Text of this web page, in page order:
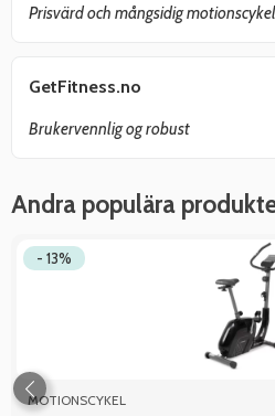
Prisvärd och mångsidig motionscykel
GetFitness.no
Brukervennlig og robust
Andra populära
- 13%
MOTIONSCYKEL